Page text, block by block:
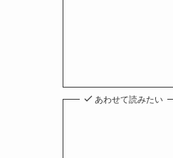
あわせて読みたい